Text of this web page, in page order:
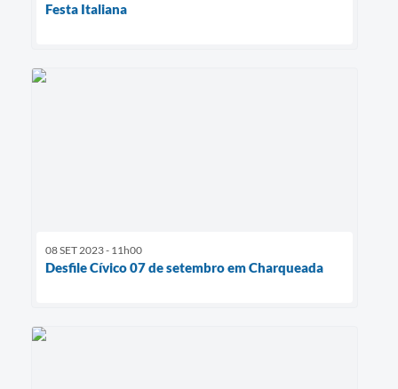
Festa Italiana
08 SET 2023 - 11h00
Desfile Cívico 07 de setembro em Charqueada